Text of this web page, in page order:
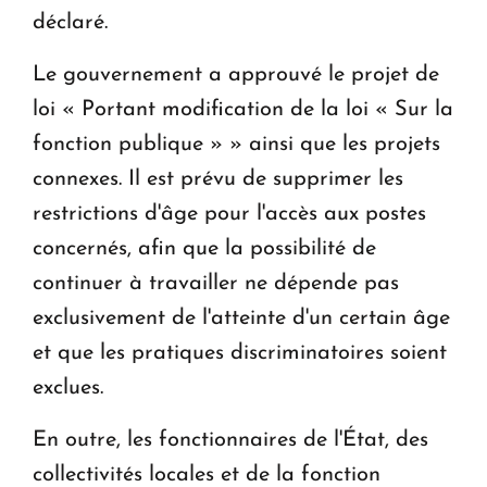
déclaré.
Le gouvernement a approuvé le projet de
loi « Portant modification de la loi « Sur la
fonction publique » » ainsi que les projets
connexes. Il est prévu de supprimer les
restrictions d'âge pour l'accès aux postes
concernés, afin que la possibilité de
continuer à travailler ne dépende pas
exclusivement de l'atteinte d'un certain âge
et que les pratiques discriminatoires soient
exclues.
En outre, les fonctionnaires de l'État, des
collectivités locales et de la fonction